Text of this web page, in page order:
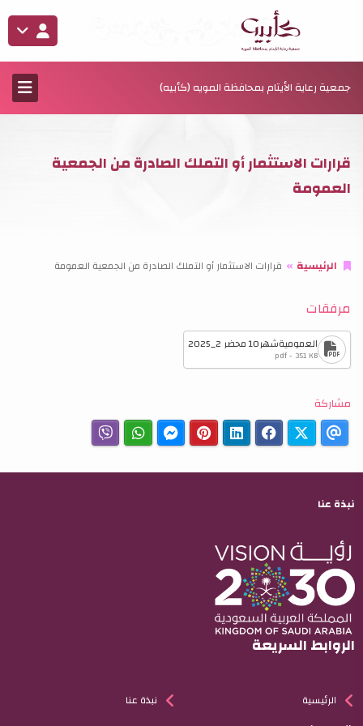
جمعية رعاية الأيتام بمحافظة المويه (كأبيه)
قرارات الاستثمار أو التملك الصادرة من الجمعية
العمومة
الرئيسية قرارات الاستثمار أو التملك الصادرة من الجمعية العمومة
مرفقات
العموميةشهر10 محضر 2_2025
pdf - 351 KB
مشاركة
نبذة عنا
الروابط السريعة
الرئيسية نبذة عنا